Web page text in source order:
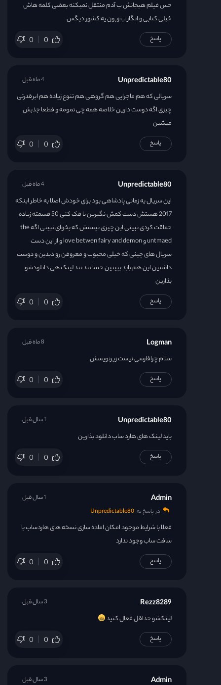
حس فیلم هیجانش ب آدم منتقل نمیکنه بعضی کلمه هاش
خیلی کتابی و انگار ب زبون یه کشور دیگس
0 0 پاسخ
Unpredictable80
سریالی که هم ماجرایی هم گروهی هم تنوع زیاده هم ابرقدرتی
چیزی اگه دوست دارین خلاصه همه چی تمومه و قطعا جذبش
میشین
0 0
4 ماه قبل
پاسخ
Unpredictable80
این سریال یه زمانی پادشاهی بود برای خودش اصلا به خاطر اینکه
2017 هستش دست کمش نگیرین یا فک کنی 50 قسمته زیاده
حماقت کردی نبینی این چیزی نیستش که بخوای نبینی اگه the
untmaed و love betwen fairy and demon و از این دست
سریال های چینی که خیلی محبوب و معروفن رو دیدین و دوست
داشتین این هم باید ببینین حتما تند تند لینک هی دانلودشو
بذارین
0 0
4 ماه قبل
پاسخ
Logman
سلام چرافارسی نیست زیرنویسش
0 0
8 ماه قبل
پاسخ
Unpredictable80
باید لینک های هارد ساب دانلود بذارین
0 0
1 سال قبل
پاسخ
Admin
در پاسخ به Unpredictable80
فعلا با شرایط موجود امکان اماده سازی نسخه های هاردساب یا
سافت ساب وجود ندارد
0 0
1 سال قبل
پاسخ
Rezz8289
لینکشو حداقل فعال کنید
0 0
3 سال قبل
پاسخ
Admin 3 سال قبل